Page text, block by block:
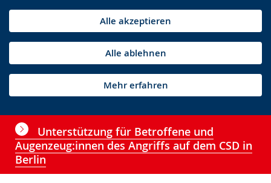
Alle akzeptieren
Alle ablehnen
Mehr erfahren
Unterstützung für Betroffene und
Augenzeug:innen des Angriffs auf dem CSD in
Berlin